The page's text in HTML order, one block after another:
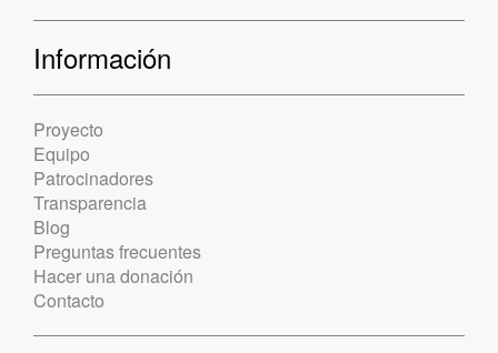
Información
Proyecto
Equipo
Patrocinadores
Transparencia
Blog
Preguntas frecuentes
Hacer una donación
Contacto